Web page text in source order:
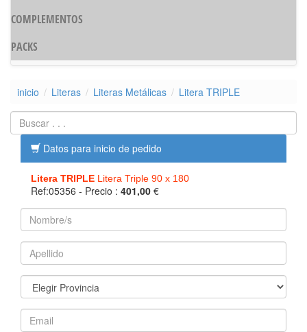
COMPLEMENTOS
PACKS
inicio Literas Literas Metálicas Litera TRIPLE
Datos para inicio de pedido
Litera TRIPLE Litera Triple 90 x 180
Ref:05356 - Precio : 401,00 €